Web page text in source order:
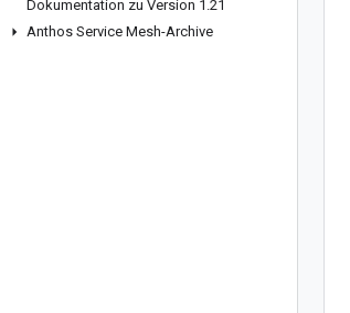
Dokumentation zu Version 1 .21
Anthos Service Mesh-Archive